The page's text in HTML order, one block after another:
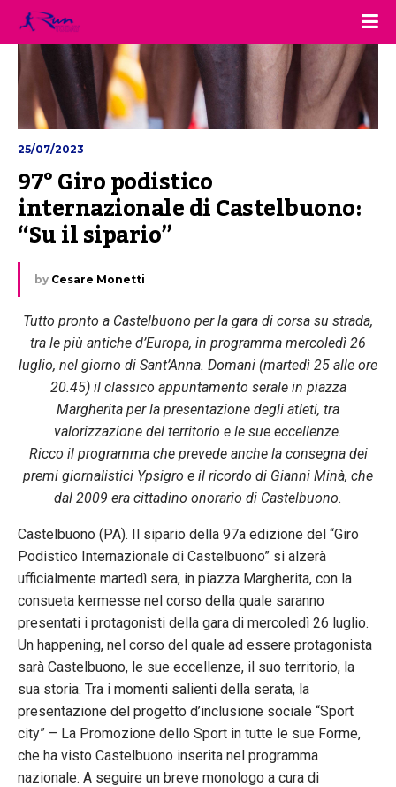
25/07/2023
97° Giro podistico
internazionale di Castelbuono:
“Su il sipario”
by Cesare Monetti
Tutto pronto a Castelbuono per la gara di corsa su strada,
tra le più antiche d’Europa, in programma mercoledì 26
luglio, nel giorno di Sant’Anna. Domani (martedì 25 alle ore
20.45) il classico appuntamento serale in piazza
Margherita per la presentazione degli atleti, tra
valorizzazione del territorio e le sue eccellenze.
Ricco il programma che prevede anche la consegna dei
premi giornalistici Ypsigro e il ricordo di Gianni Minà, che
dal 2009 era cittadino onorario di Castelbuono.
Castelbuono (PA). Il sipario della 97a edizione del “Giro
Podistico Internazionale di Castelbuono” si alzerà
ufficialmente martedì sera, in piazza Margherita, con la
consueta kermesse nel corso della quale saranno
presentati i protagonisti della gara di mercoledì 26 luglio.
Un happening, nel corso del quale ad essere protagonista
sarà Castelbuono, le sue eccellenze, il suo territorio, la
sua storia. Tra i momenti salienti della serata, la
presentazione del progetto d’inclusione sociale “Sport
city” – La Promozione dello Sport in tutte le sue Forme,
che ha visto Castelbuono inserita nel programma
nazionale. A seguire un breve monologo a cura di